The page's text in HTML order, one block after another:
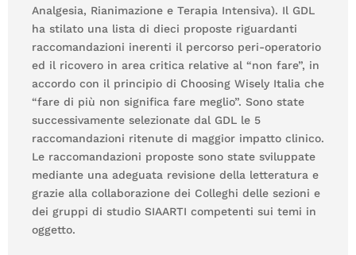
Analgesia, Rianimazione e Terapia Intensiva). Il GDL
ha stilato una lista di dieci proposte riguardanti
raccomandazioni inerenti il percorso peri-operatorio
ed il ricovero in area critica relative al “non fare”, in
accordo con il principio di Choosing Wisely Italia che
“fare di più non significa fare meglio”. Sono state
successivamente selezionate dal GDL le 5
raccomandazioni ritenute di maggior impatto clinico.
Le raccomandazioni proposte sono state sviluppate
mediante una adeguata revisione della letteratura e
grazie alla collaborazione dei Colleghi delle sezioni e
dei gruppi di studio SIAARTI competenti sui temi in
oggetto.